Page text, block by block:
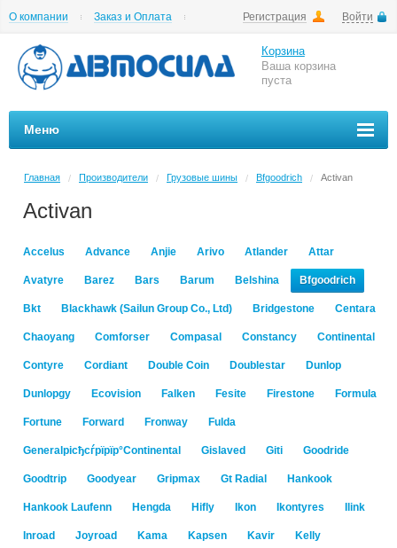
Регистрация Войти
О компании
Заказ и Оплата
Корзина
Ваша корзина
пуста
Меню
Главная / Производители / Грузовые шины / Bfgoodrich / Activan
Activan
Accelus Advance Anjie Arivo Atlander Attar
Avatyre Barez Bars Barum Belshina Bfgoodrich
Bkt Blackhawk (Sailun Group Co., Ltd) Bridgestone Centara
Chaoyang Comforser Compasal Constancy Continental
Contyre Cordiant Double Coin Doublestar Dunlop
Dunlopgy Ecovision Falken Fesite Firestone Formula
Fortune Forward Fronway Fulda
Generalрісђсѓрїрїр°Continental Gislaved Giti Goodride
Goodtrip Goodyear Gripmax Gt Radial Hankook
Hankook Laufenn Hengda Hifly Ikon Ikontyres Ilink
Inroad Joyroad Kama Kapsen Kavir Kelly